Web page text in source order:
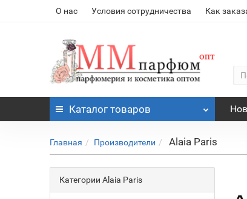
О нас Условия сотрудничества Как
Каталог товаров
Главная Производители Alaia Paris
Категории Alaia Paris